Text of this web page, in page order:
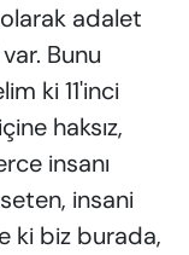
adalet
Bunu
ki 11'inci
haksız,
insanı
insani
ki biz burada,